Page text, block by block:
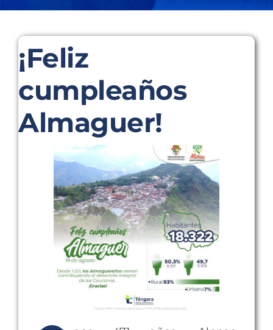
POD
Geovisores
¡Feliz
cumpleaños
Almaguer!